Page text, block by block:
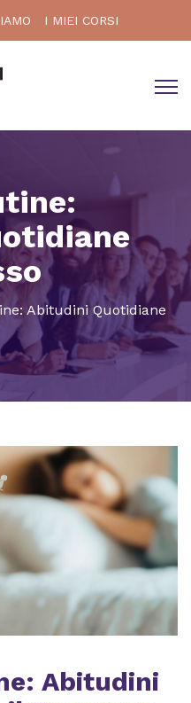
I MIEI CORSI
Abitudini Quotidiane
Abitudini